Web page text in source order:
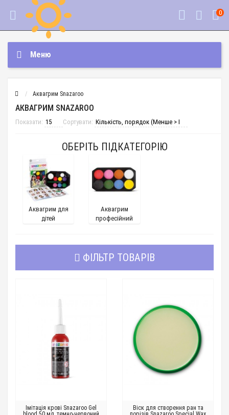
0
Меню
Аквагрим Snazaroo
АКВАГРИМ SNAZAROO
Показати: Сортувати:
ОБЕРІТЬ ПІДКАТЕГОРІЮ
Аквагрим для
дітей
Аквагрим
професійний
ФІЛЬТР ТОВАРІВ
Імітація крові Snazaroo Gel
Віск для створення ран та